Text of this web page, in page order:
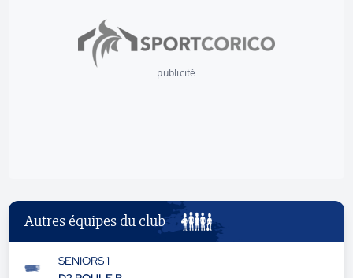
publicité
Autres équipes du club
SENIORS 1